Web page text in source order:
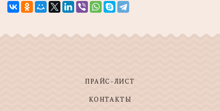
ПРАЙС-ЛИСТ
КОНТАКТЫ